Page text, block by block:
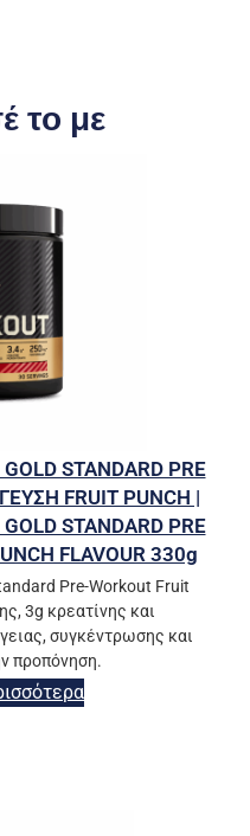
το με
STANDARD PRE
FRUIT PUNCH |
STANDARD PRE
FLAVOUR 330g
Pre-Workout Fruit
3g κρεατίνης και
συγκέντρωσης και
προπόνηση.